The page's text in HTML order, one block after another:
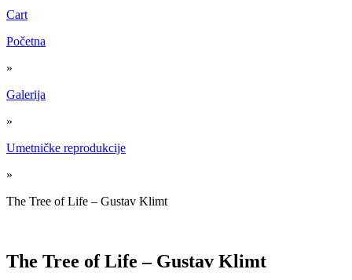
Cart
Početna
»
Galerija
»
Umetničke reprodukcije
»
The Tree of Life – Gustav Klimt
The Tree of Life – Gustav Klimt